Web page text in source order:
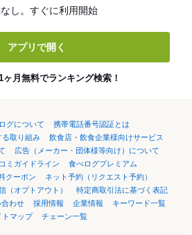
し。すぐに利用開始
アプリで開く
ヶ月無料でランキング検索！
グについて
携帯電話番号認証とは
る取り組み
飲食店・飲食企業様向けサービス
広告（メーカー・団体様等向け）について
ミガイドライン
食べログプレミアム
クーポン
ネット予約（リクエスト予約）
（オプトアウト）
特定商取引法に基づく表記
わせ 採用情報 企業情報
キーワード一覧
トマップ
チェーン一覧